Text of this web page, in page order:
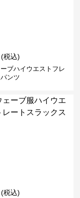
(税込)
ブハイウエストフレ
ンツ
(税込)